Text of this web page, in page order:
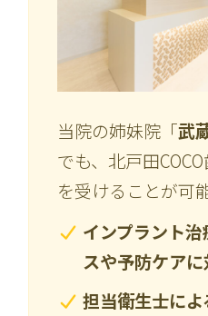
当院の姉妹院「武
でも、北戸田
を受けることが可
インプラント
スや予防ケア
担当衛生士に